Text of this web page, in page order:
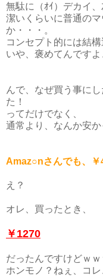
無駄に（ｵｲ）デカイ、
潔いくらいに普通の
か・・・。
コンセプト的には結
いや、褒めてんですよ
んで、なぜ買う事に
た！
ってだけでなく、
通常より、なんか安
Amaz○nさんでも、￥
え？
オレ、買ったとき、
￥1270
だったんですけどｗ
ホンモノ？ねぇ、コ